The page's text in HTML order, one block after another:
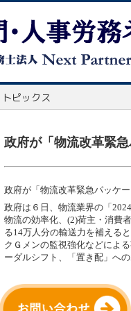
政府が「物流改革緊
政府が「物流改革緊急パッケ
政府は６日、物流業界の「
物流の効率化、(2)荷主・消費
る14万人分の輸送力を補える
クＧメンの監視強化などによ
ーダルシフト、「置き配」へ